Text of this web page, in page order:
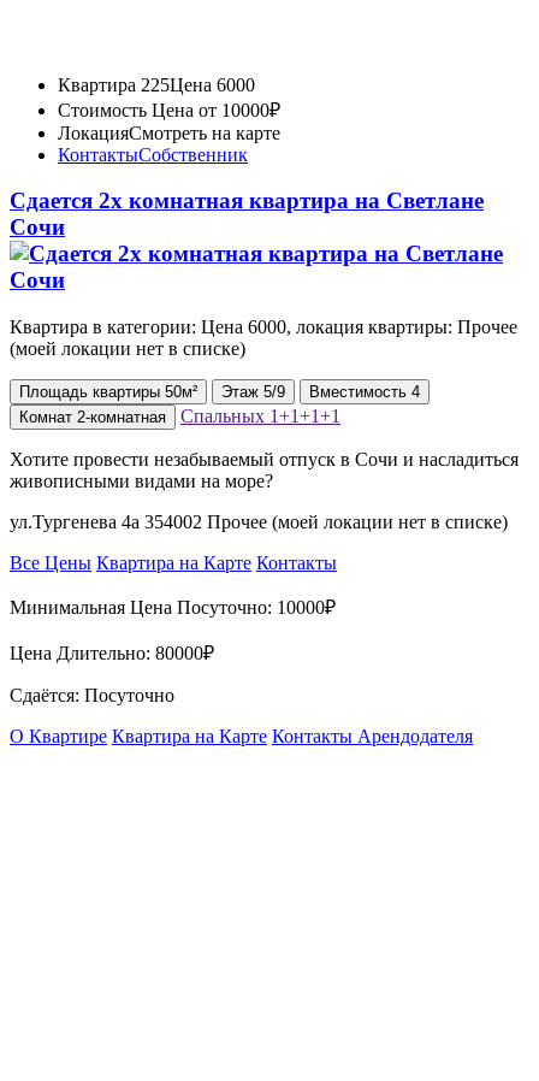
Квартира 225Цена 6000
Стоимость Цена от 10000₽
ЛокацияСмотреть на карте
КонтактыСобственник
Сдается 2х комнатная квартира на Светлане
Сочи
Квартира в категории: Цена 6000, локация квартиры: Прочее
(моей локации нет в списке)
Площадь квартиры 50м² Этаж 5/9 Вместимость 4
Комнат 2-комнатная Спальных 1+1+1+1
Хотите провести незабываемый отпуск в Сочи и насладиться
живописными видами на море?
ул.Тургенева 4а 354002 Прочее (моей локации нет в списке)
Все Цены Квартира на Карте Контакты
Минимальная Цена Посуточно: 10000₽
Цена Длительно: 80000₽
Сдаётся: Посуточно
О Квартире Квартира на Карте Контакты Арендодателя